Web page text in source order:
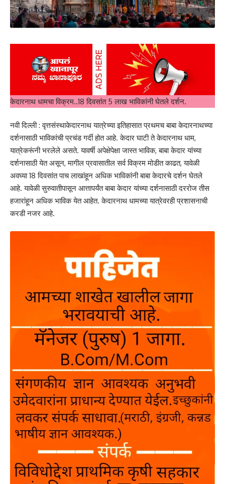
केदारनाथ धामचा विक्रम..18 दिवसांत 5 लाख भाविकांनी घेतले दर्शन.
नवी दिल्ली : वृत्तसंस्थाकेदारनाथ यात्रेच्या इतिहासात प्रथमच बाबा केदारनाथच्या
दर्शनासाठी भाविकांची प्रचंड गर्दी होत आहे. केदार घाटी ते केदारनाथ धाम,
यात्रेकरूंनी भरलेले असते. यावर्षी अपेक्षेपेक्षा जास्त भाविक, बाबा केदार यांच्या
दर्शनासाठी येत असून, मागील प्रवासातील सर्व विक्रम मोडीत काढत, यावेळी
अवघ्या 18 दिवसांत पाच लाखांहून अधिक भाविकांनी बाबा केदारचे दर्शन घेतले
आहे. यावेळी सुरुवातीपासून आत्तापर्यंत बाबा केदार यांच्या दर्शनासाठी दररोज तीस
हजारांहून अधिक भाविक येत आहेत. केदारनाथ धामच्या यात्रेवरही प्रशासनाची
करडी नजर आहे.